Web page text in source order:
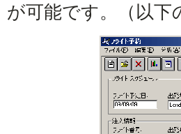
が可能です。（以下